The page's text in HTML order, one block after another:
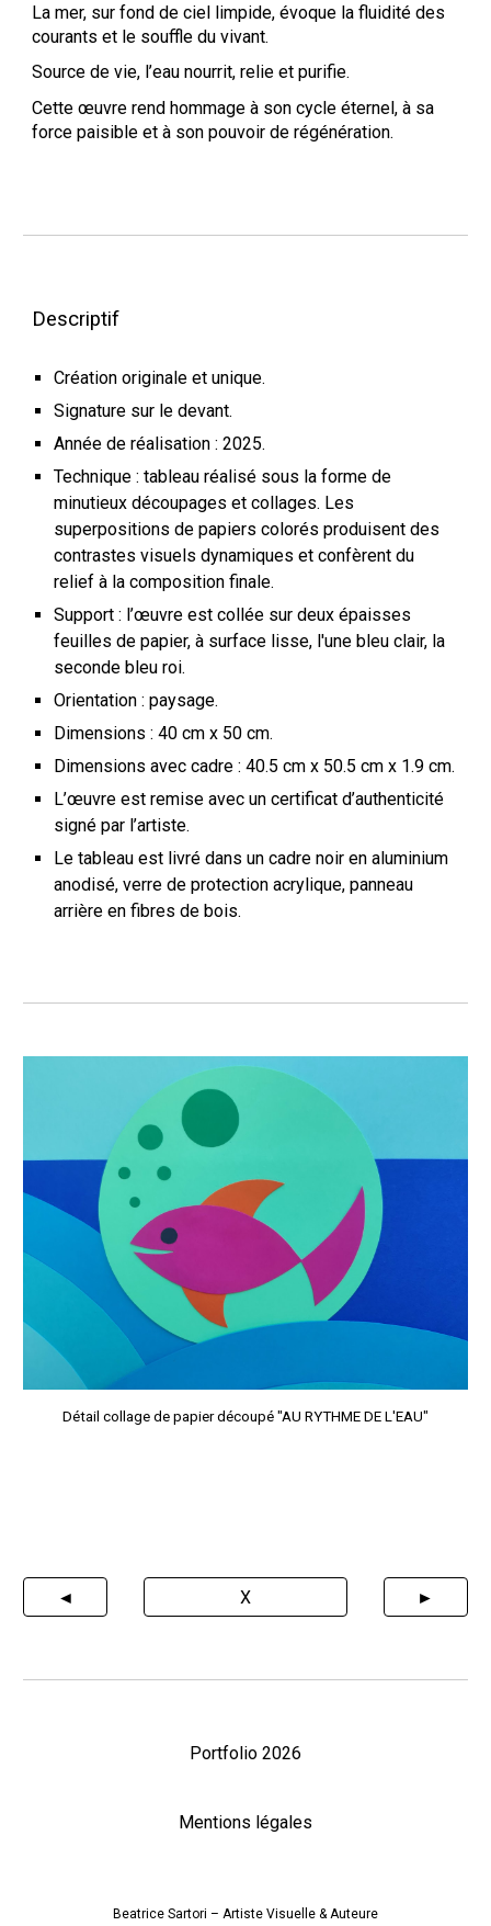
La mer, sur fond de ciel limpide, évoque la fluidité des
courants et le souffle du vivant.
Source de vie, l’eau nourrit, relie et purifie.
Cette œuvre rend hommage à son cycle éternel, à sa
force paisible et à son pouvoir de régénération.
Descriptif
Création originale et unique.
Signature sur le devant.
Année de réalisation : 2025.
Technique : tableau réalisé sous la forme de
minutieux découpages et collages. Les
superpositions de papiers colorés produisent des
contrastes visuels dynamiques et confèrent du
relief à la composition finale.
Support : l’œuvre est collée sur deux épaisses
feuilles de papier, à surface lisse, l'une bleu clair, la
seconde bleu roi.
Orientation : paysage.
Dimensions : 40 cm x 50 cm.
Dimensions avec cadre : 40.5 cm x 50.5 cm x 1.9 cm.
L’œuvre est remise avec un certificat d’authenticité
signé par l’artiste.
Le tableau est livré dans un cadre noir en aluminium
anodisé, verre de protection acrylique, panneau
arrière en fibres de bois.
Détail collage de papier découpé "AU RYTHME DE L'EAU"
◄ X ►
Portfolio 2026
Mentions légales
Beatrice Sartori – Artiste Visuelle & Auteure